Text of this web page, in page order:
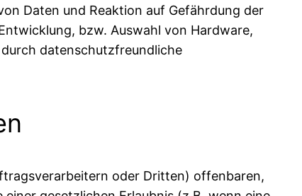
Daten und Reaktion auf Gefährdung der
bzw. Auswahl von Hardware,
datenschutzfreundliche
oder Dritten) offenbaren,